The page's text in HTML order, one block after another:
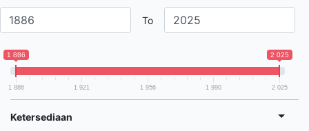
To
1 886 2 025
1 886 1 921 1 956 1 990 2 025
Ketersediaan